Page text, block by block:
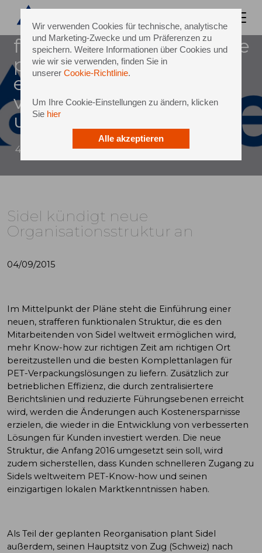
Wir verwenden Cookies für technische, analytische
und Marketing-Zwecke und um Präferenzen zu
speichern. Weitere Informationen über Cookies und
wie wir sie verwenden, finden Sie in
unserer Cookie-Richtlinie.
Um Ihre Cookie-Einstellungen zu ändern, klicken
Sie hier
Alle akzeptieren
komplettanlagen und
verpackungslösungen für
flüssigkeiten, kündigte heute
pläne für mehrere
entscheidende
veränderungen in seiner
unternehmensorganisation
4 September 2015
Sidel kündigt neue
Organisationsstruktur an
04/09/2015
Im Mittelpunkt der Pläne steht die Einführung einer
neuen, strafferen funktionalen Struktur, die es den
Mitarbeitenden von Sidel weltweit ermöglichen wird,
mehr Know-how zur richtigen Zeit am richtigen Ort
bereitzustellen und die besten Komplettanlagen für
PET-Verpackungslösungen zu liefern. Zusätzlich zur
betrieblichen Effizienz, die durch zentralisiertere
Berichtslinien und reduzierte Führungsebenen erreicht
wird, werden die Änderungen auch Kostenersparnisse
erzielen, die wieder in die Entwicklung von verbesserten
Lösungen für Kunden investiert werden. Die neue
Struktur, die Anfang 2016 umgesetzt sein soll, wird
zudem sicherstellen, dass Kunden schnelleren Zugang zu
Sidels weltweitem PET-Know-how und seinen
einzigartigen lokalen Marktkenntnissen haben.
Als Teil der geplanten Reorganisation plant Sidel
außerdem, seinen Hauptsitz von Zug (Schweiz) nach